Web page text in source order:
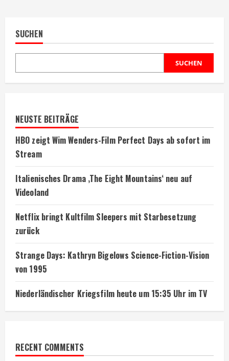
SUCHEN
SUCHEN
NEUSTE BEITRÄGE
HBO zeigt Wim Wenders-Film Perfect Days ab sofort im
Stream
Italienisches Drama ‚The Eight Mountains‘ neu auf
Videoland
Netflix bringt Kultfilm Sleepers mit Starbesetzung
zurück
Strange Days: Kathryn Bigelows Science-Fiction-Vision
von 1995
Niederländischer Kriegsfilm heute um 15:35 Uhr im TV
RECENT COMMENTS